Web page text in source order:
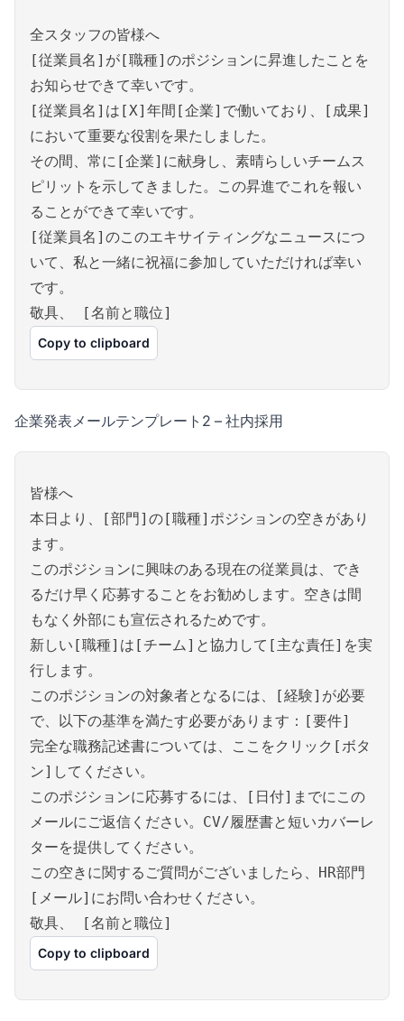
全スタッフの皆様へ
[従業員名]が[職種]のポジションに昇進したことを
お知らせできて幸いです。
[従業員名]は[X]年間[企業]で働いており、[成果]
において重要な役割を果たしました。
その間、常に[企業]に献身し、素晴らしいチームス
ピリットを示してきました。この昇進でこれを報い
ることができて幸いです。
[従業員名]のこのエキサイティングなニュースにつ
いて、私と一緒に祝福に参加していただければ幸い
です。
敬具、 [名前と職位]
Copy to clipboard
企業発表メールテンプレート2 – 社内採用
皆様へ
本日より、[部門]の[職種]ポジションの空きがあり
ます。
このポジションに興味のある現在の従業員は、でき
るだけ早く応募することをお勧めします。空きは間
もなく外部にも宣伝されるためです。
新しい[職種]は[チーム]と協力して[主な責任]を実
行します。
このポジションの対象者となるには、[経験]が必要
で、以下の基準を満たす必要があります：[要件]
完全な職務記述書については、ここをクリック[ボタ
ン]してください。
このポジションに応募するには、[日付]までにこの
メールにご返信ください。CV/履歴書と短いカバーレ
ターを提供してください。
この空きに関するご質問がございましたら、HR部門
[メール]にお問い合わせください。
敬具、 [名前と職位]
Copy to clipboard